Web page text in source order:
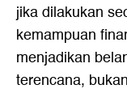
jika dilakukan
kemampuan
menjadikan
terencana,